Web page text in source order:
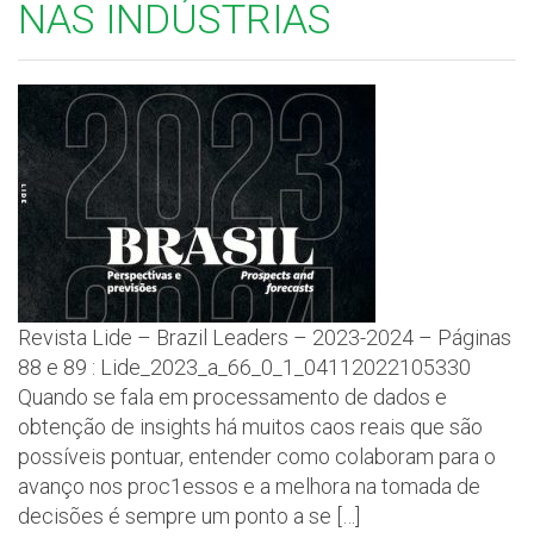
NAS INDÚSTRIAS
Revista Lide – Brazil Leaders – 2023-2024 – Páginas
88 e 89 : Lide_2023_a_66_0_1_04112022105330
Quando se fala em processamento de dados e
obtenção de insights há muitos caos reais que são
possíveis pontuar, entender como colaboram para o
avanço nos proc1essos e a melhora na tomada de
decisões é sempre um ponto a se […]